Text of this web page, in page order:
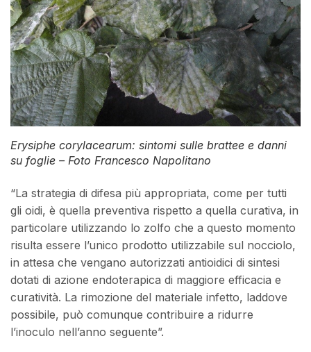
Erysiphe corylacearum: sintomi sulle brattee e danni
su foglie – Foto Francesco Napolitano
“La strategia di difesa più appropriata, come per tutti
gli oidi, è quella preventiva rispetto a quella curativa, in
particolare utilizzando lo zolfo che a questo momento
risulta essere l’unico prodotto utilizzabile sul nocciolo,
in attesa che vengano autorizzati antioidici di sintesi
dotati di azione endoterapica di maggiore efficacia e
curatività. La rimozione del materiale infetto, laddove
possibile, può comunque contribuire a ridurre
l’inoculo nell’anno seguente”.